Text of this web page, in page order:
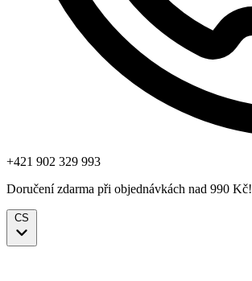
+421 902 329 993
Doručení zdarma při objednávkách nad 990 Kč!
CS